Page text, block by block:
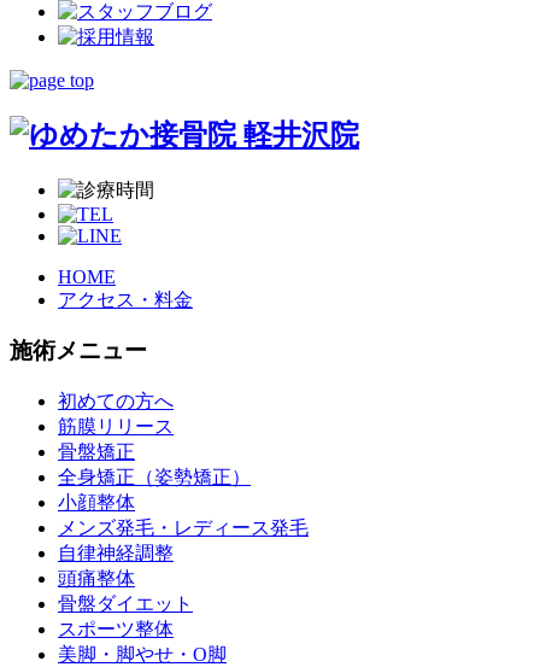
HOME
アクセス・料金
施術メニュー
初めての方へ
筋膜リリース
骨盤矯正
全身矯正（姿勢矯正）
小顔整体
メンズ発毛・レディース発毛
自律神経調整
頭痛整体
骨盤ダイエット
スポーツ整体
美脚・脚やせ・O脚